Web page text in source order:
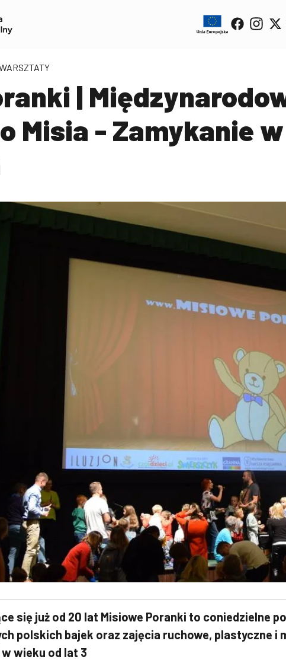
|
Misia - Zamykanie
się już od 20 lat Misiowe Poranki to coniedzielne
polskich bajek oraz zajęcia ruchowe, plastyczne i
wieku od lat 3